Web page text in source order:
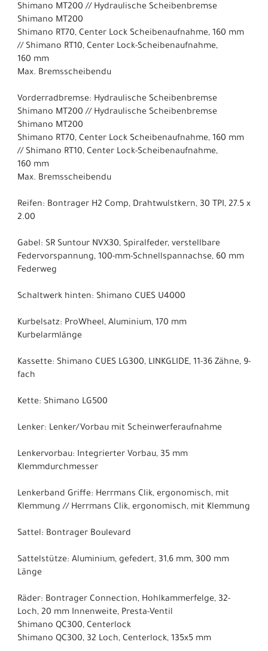
Shimano MT200 // Hydraulische Scheibenbremse
Shimano MT200
Shimano RT70, Center Lock Scheibenaufnahme, 160 mm
// Shimano RT10, Center Lock-Scheibenaufnahme,
160 mm
Max. Bremsscheibendu
Vorderradbremse: Hydraulische Scheibenbremse
Shimano MT200 // Hydraulische Scheibenbremse
Shimano MT200
Shimano RT70, Center Lock Scheibenaufnahme, 160 mm
// Shimano RT10, Center Lock-Scheibenaufnahme,
160 mm
Max. Bremsscheibendu
Reifen: Bontrager H2 Comp, Drahtwulstkern, 30 TPI, 27.5 x
2.00
Gabel: SR Suntour NVX30, Spiralfeder, verstellbare
Federvorspannung, 100-mm-Schnellspannachse, 60 mm
Federweg
Schaltwerk hinten: Shimano CUES U4000
Kurbelsatz: ProWheel, Aluminium, 170 mm
Kurbelarmlänge
Kassette: Shimano CUES LG300, LINKGLIDE, 11-36 Zähne, 9-
fach
Kette: Shimano LG500
Lenker: Lenker/Vorbau mit Scheinwerferaufnahme
Lenkervorbau: Integrierter Vorbau, 35 mm
Klemmdurchmesser
Lenkerband Griffe: Herrmans Clik, ergonomisch, mit
Klemmung // Herrmans Clik, ergonomisch, mit Klemmung
Sattel: Bontrager Boulevard
Sattelstütze: Aluminium, gefedert, 31,6 mm, 300 mm
Länge
Räder: Bontrager Connection, Hohlkammerfelge, 32-
Loch, 20 mm Innenweite, Presta-Ventil
Shimano QC300, Centerlock
Shimano QC300, 32 Loch, Centerlock, 135x5 mm